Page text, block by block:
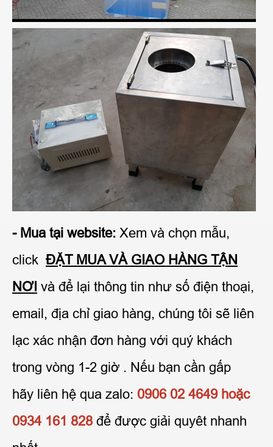
- Mua tại website: Xem và chọn mẫu,
click ĐẶT MUA VÀ GIAO HÀNG TẬN
NƠI và để lại thông tin như số điện thoại,
email, địa chỉ giao hàng, chúng tôi sẽ liên
lạc xác nhận đơn hàng với quý khách
trong vòng 1-2 giờ . Nếu bạn cần gấp
hãy liên hệ qua zalo: 0906 02 4649 hoặc
0934 161 828để được giải quyêt nhanh